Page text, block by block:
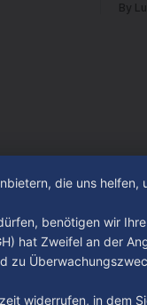
By
die uns
benötigen wir
hat Zweifel an der
zu
widerrufen, in dem